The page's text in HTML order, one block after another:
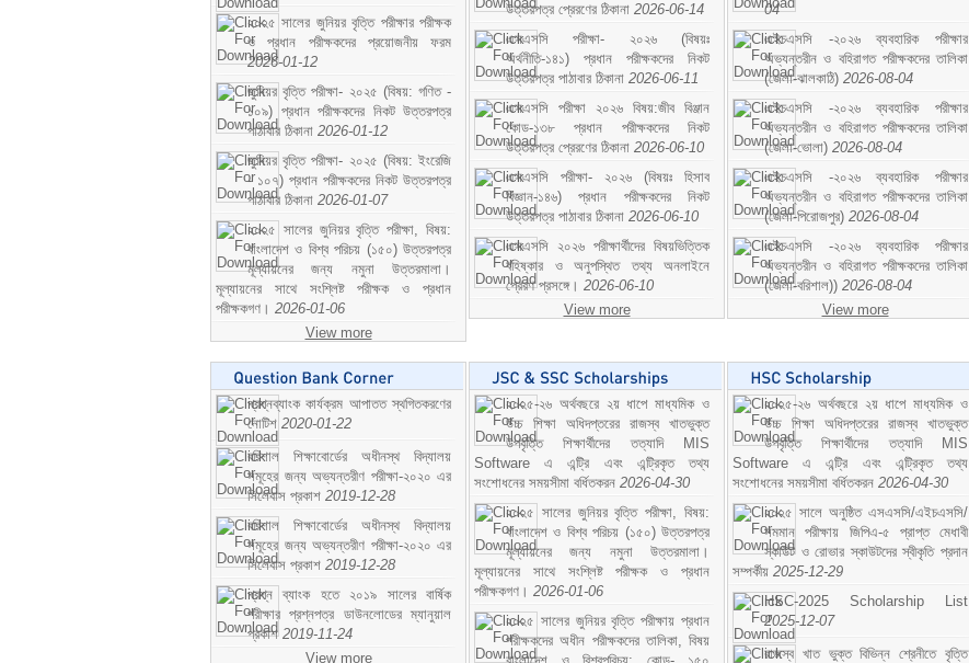
২০২৫ সালের জুনিয়র বৃত্তি পরীক্ষার পরীক্ষক
ও প্রধান পরীক্ষকদের প্রয়োজনীয় ফরম
2026-01-12
জুনিয়র বৃত্তি পরীক্ষা- ২০২৫ (বিষয়: গণিত -
১০৯) প্রধান পরীক্ষকদের নিকট উত্তরপত্র
পাঠাবার ঠিকানা 2026-01-12
জুনিয়র বৃত্তি পরীক্ষা- ২০২৫ (বিষয়: ইংরেজি
- ১০৭) প্রধান পরীক্ষকদের নিকট উত্তরপত্র
পাঠাবার ঠিকানা 2026-01-07
২০২৫ সালের জুনিয়র বৃত্তি পরীক্ষা, বিষয়:
বাংলাদেশ ও বিশ্ব পরিচয় (১৫০) উত্তরপত্র
মূল্যায়নের জন্য নমুনা উত্তরমালা।
মূল্যায়নের সাথে সংশ্লিষ্ট পরীক্ষক ও প্রধান
পরীক্ষকগণ। 2026-01-06
View more
উত্তরপত্র প্রেরণের ঠিকানা 2026-06-14
এসএসসি পরীক্ষা- ২০২৬ (বিষয়ঃ
অর্থনীতি-১৪১) প্রধান পরীক্ষকদের নিকট
উত্তরপত্র পাঠাবার ঠিকানা 2026-06-11
এসএসসি পরীক্ষা ২০২৬ বিষয়:জীব বিঞ্জান
কোড-১৩৮ প্রধান পরীক্ষকদের নিকট
উত্তরপত্র প্রেরণের ঠিকানা 2026-06-10
এসএসসি পরীক্ষা- ২০২৬ (বিষয়ঃ হিসাব
বিজ্ঞান-১৪৬) প্রধান পরীক্ষকদের নিকট
উত্তরপত্র পাঠাবার ঠিকানা 2026-06-10
এসএসসি ২০২৬ পরীক্ষার্থীদের বিষয়ভিত্তিক
বহিষ্কার ও অনুপস্থিত তথ্য অনলাইনে
প্রেরণ প্রসঙ্গে। 2026-06-10
View more
04
এইচএসসি -২০২৬ ব্যবহারিক পরীক্ষার
অভ্যন্তরীন ও বহিরাগত পরীক্ষকদের তালিকা
(জেলা-ঝালকাঠি) 2026-08-04
এইচএসসি -২০২৬ ব্যবহারিক পরীক্ষার
অভ্যন্তরীন ও বহিরাগত পরীক্ষকদের তালিকা
(জেলা-ভোলা) 2026-08-04
এইচএসসি -২০২৬ ব্যবহারিক পরীক্ষার
অভ্যন্তরীন ও বহিরাগত পরীক্ষকদের তালিকা
(জেলা-পিরোজপুর) 2026-08-04
এইচএসসি -২০২৬ ব্যবহারিক পরীক্ষার
অভ্যন্তরীন ও বহিরাগত পরীক্ষকদের তালিকা
(জেলা-বরিশাল)) 2026-08-04
View more
প্রশ্নব্যাংক কার্যক্রম আপাতত স্থগিতকরণের
নোটিশ 2020-01-22
বরিশাল শিক্ষাবোর্ডের অধীনস্থ বিদ্যালয়
সমূহের জন্য অভ্যন্তরীণ পরীক্ষা-২০২০ এর
সিলেবাস প্রকাশ 2019-12-28
বরিশাল শিক্ষাবোর্ডের অধীনস্থ বিদ্যালয়
সমূহের জন্য অভ্যন্তরীণ পরীক্ষা-২০২০ এর
সিলেবাস প্রকাশ 2019-12-28
প্রশ্ন ব্যাংক হতে ২০১৯ সালের বার্ষিক
পরীক্ষার প্রশ্নপত্র ডাউনলোডের ম্যানুয়াল
প্রকাশ 2019-11-24
View more
২০২৫-২৬ অর্থবছরে ২য় ধাপে মাধ্যমিক ও
উচ্চ শিক্ষা অধিদপ্তরের রাজস্ব খাতভুক্ত
উপবৃত্তি শিক্ষার্থীদের তত্যাদি MIS
Software এ এন্ট্রি এবং এন্ট্রিকৃত তথ্য
সংশোধনের সময়সীমা বর্ধিতকরন 2026-04-30
২০২৫ সালের জুনিয়র বৃত্তি পরীক্ষা, বিষয়:
বাংলাদেশ ও বিশ্ব পরিচয় (১৫০) উত্তরপত্র
মূল্যায়নের জন্য নমুনা উত্তরমালা।
মূল্যায়নের সাথে সংশ্লিষ্ট পরীক্ষক ও প্রধান
পরীক্ষকগণ। 2026-01-06
২০২৫ সালের জুনিয়র বৃত্তি পরীক্ষায় প্রধান
পরীক্ষকদের অধীন পরীক্ষকদের তালিকা, বিষয়
২০২৫-২৬ অর্থবছরে ২য় ধাপে মাধ্যমিক ও
উচ্চ শিক্ষা অধিদপ্তরের রাজস্ব খাতভুক্ত
উপবৃত্তি শিক্ষার্থীদের তত্যাদি MIS
Software এ এন্ট্রি এবং এন্ট্রিকৃত তথ্য
সংশোধনের সময়সীমা বর্ধিতকরন 2026-04-30
২০২৫ সালে অনুষ্ঠিত এসএসসি/এইচএসসি/
সমমান পরীক্ষায় জিপিএ-৫ প্রাপ্ত মেধাবী
স্কাউট ও রোভার স্কাউটদের স্বীকৃতি প্রদান
সম্পর্কীয় 2025-12-29
HSC-2025 Scholarship List
2025-12-07
রাজস্ব খাত ভুক্ত বিভিন্ন শ্রেনীতে বৃত্তি